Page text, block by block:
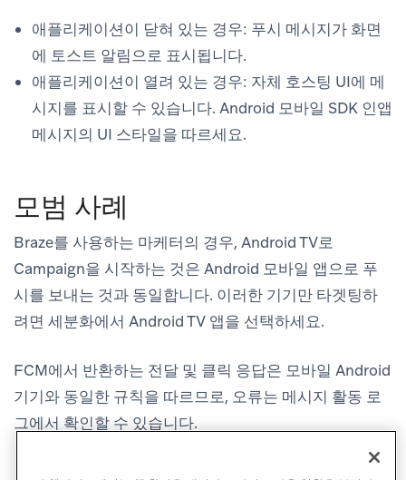
애플리케이션이 닫혀 있는 경우: 푸시 메시지가 화면
에 토스트 알림으로 표시됩니다.
애플리케이션이 열려 있는 경우: 자체 호스팅 UI에 메
시지를 표시할 수 있습니다. Android 모바일 SDK 인앱
메시지의 UI 스타일을 따르세요.
모범 사례
Braze를 사용하는 마케터의 경우, Android TV로
Campaign을 시작하는 것은 Android 모바일 앱으로 푸
시를 보내는 것과 동일합니다. 이러한 기기만 타겟팅하
려면 세분화에서 Android TV 앱을 선택하세요.
FCM에서 반환하는 전달 및 클릭 응답은 모바일 Android
기기와 동일한 규칙을 따르므로, 오류는 메시지 활동 로
그에서 확인할 수 있습니다.